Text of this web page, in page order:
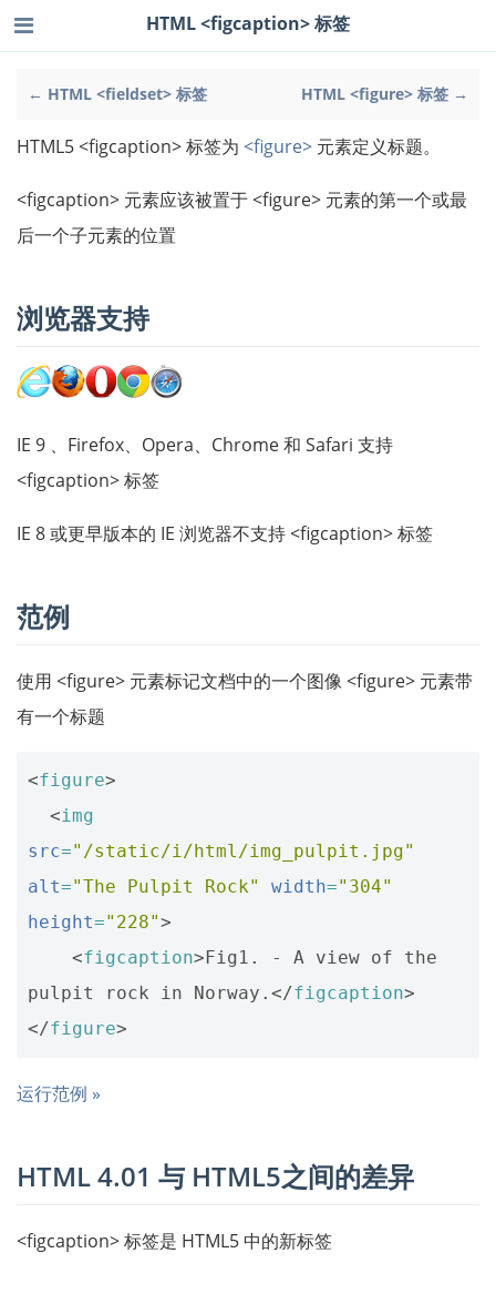
← HTML <fieldset> 标签 HTML <figure> 标签 →
HTML <figcaption> 标签
HTML5 <figcaption> 标签为 <figure> 元素定义标题。
<figcaption> 元素应该被置于 <figure> 元素的第一个或最
后一个子元素的位置
浏览器支持
IE 9 、Firefox、Opera、Chrome 和 Safari 支持
<figcaption> 标签
IE 8 或更早版本的 IE 浏览器不支持 <figcaption> 标签
范例
使用 <figure> 元素标记文档中的一个图像 <figure> 元素带
有一个标题
<figure>
<img
src="/static/i/html/img_pulpit.jpg"
alt="The Pulpit Rock" width="304"
height="228">
<figcaption>Fig1. - A view of the
pulpit rock in Norway. </figcaption>
</figure>
运行范例 »
HTML 4.01 与 HTML5之间的差异
<figcaption> 标签是 HTML5 中的新标签